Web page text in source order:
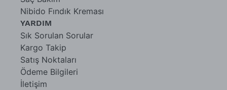
Nibido Fındık Kreması
YARDIM
Sık Sorulan Sorular
Kargo Takip
Satış Noktaları
Ödeme Bilgileri
İletişim